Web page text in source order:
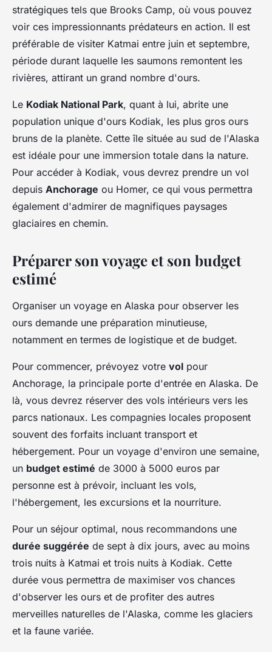
stratégiques tels que Brooks Camp, où vous pouvez
voir ces impressionnants prédateurs en action. Il est
préférable de visiter Katmai entre juin et septembre,
période durant laquelle les saumons remontent les
rivières, attirant un grand nombre d'ours.
Le Kodiak National Park, quant à lui, abrite une
population unique d'ours Kodiak, les plus gros ours
bruns de la planète. Cette île située au sud de l'Alaska
est idéale pour une immersion totale dans la nature.
Pour accéder à Kodiak, vous devrez prendre un vol
depuis Anchorage ou Homer, ce qui vous permettra
également d'admirer de magnifiques paysages
glaciaires en chemin.
Préparer son voyage et son budget
estimé
Organiser un voyage en Alaska pour observer les
ours demande une préparation minutieuse,
notamment en termes de logistique et de budget.
Pour commencer, prévoyez votre vol pour
Anchorage, la principale porte d'entrée en Alaska. De
là, vous devrez réserver des vols intérieurs vers les
parcs nationaux. Les compagnies locales proposent
souvent des forfaits incluant transport et
hébergement. Pour un voyage d'environ une semaine,
un budget estimé de 3000 à 5000 euros par
personne est à prévoir, incluant les vols,
l'hébergement, les excursions et la nourriture.
Pour un séjour optimal, nous recommandons une
durée suggérée de sept à dix jours, avec au moins
trois nuits à Katmai et trois nuits à Kodiak. Cette
durée vous permettra de maximiser vos chances
d'observer les ours et de profiter des autres
merveilles naturelles de l'Alaska, comme les glaciers
et la faune variée.